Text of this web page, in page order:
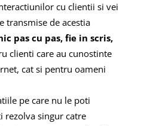
cu cliеntii si vei
transmise de acestia
pas cu pas, fie in scris,
clienti care au cunostinte
cat si pentru oameni
pe care nu le poti
rezolva singur catre